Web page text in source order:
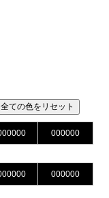
全ての色をリセット